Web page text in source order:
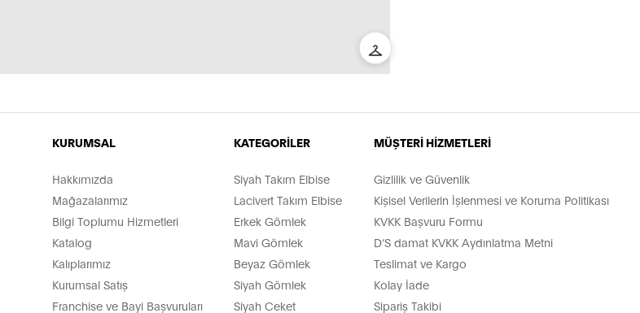
KURUMSAL
Hakkımızda
Mağazalarımız
Bilgi Toplumu Hizmetleri
Katalog
Kalıplarımız
Kurumsal Satış
Franchise ve Bayi Başvuruları
KATEGORİLER
Siyah Takım Elbise
Lacivert Takım Elbise
Erkek Gömlek
Mavi Gömlek
Beyaz Gömlek
Siyah Gömlek
Siyah Ceket
MÜŞTERİ HİZMETLERİ
Gizlilik ve Güvenlik
Kişisel Verilerin İşlenmesi ve Koruma Politikası
KVKK Başvuru Formu
D’S damat KVKK Aydınlatma Metni
Teslimat ve Kargo
Kolay İade
Sipariş Takibi